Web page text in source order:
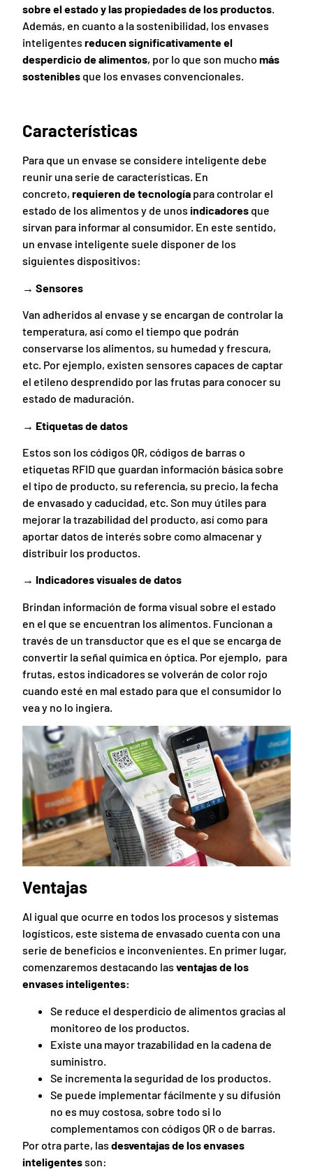
sobre el estado y las propiedades de los productos
Además, en cuanto a la sostenibilidad, los envases
inteligentesreducen significativamente el
desperdicio de alimentos, por lo que son muchomás
sostenibles que los envases convencionales.
Características
Para que un envase se considere inteligente debe
reunir una serie de características. En
concreto,requieren de tecnología para controlar el
estado de los alimentos y de unosindicadores que
sirvan para informar al consumidor. En este sentido,
un envase inteligente suele disponer de los
siguientes dispositivos:
→ Sensores
Van adheridos al envase y se encargan de controlar la
temperatura, así como el tiempo que podrán
conservarse los alimentos, su humedad y frescura,
etc. Por ejemplo, existen sensores capaces de captar
el etileno desprendido por las frutas para conocer su
estado de maduración.
→ Etiquetas de datos
Estos son los códigos QR, códigos de barras o
etiquetas RFID que guardan información básica sobre
el tipo de producto, su referencia, su precio, la fecha
de envasado y caducidad, etc. Son muy útiles para
mejorar la trazabilidad del producto, así como para
aportar datos de interés sobre como almacenar y
distribuir los productos.
→ Indicadores visuales de datos
Brindan información de forma visual sobre el estado
en el que se encuentran los alimentos. Funcionan a
través de un transductor que es el que se encarga de
convertir la señal química en óptica. Por ejemplo, para
frutas, estos indicadores se volverán de color rojo
cuando esté en mal estado para que el consumidor lo
vea y no lo ingiera.
Ventajas
Al igual que ocurre en todos los procesos y sistemas
logísticos, este sistema de envasado cuenta con una
serie de beneficios e inconvenientes. En primer lugar,
comenzaremos destacando lasventajas de los
envases inteligentes:
Se reduce el desperdicio de alimentos gracias al
monitoreo de los productos.
Existe una mayor trazabilidad en la cadena de
suministro.
Se incrementa la seguridad de los productos.
Se puede implementar fácilmente y su difusión
no es muy costosa, sobre todo si lo
complementamos con códigos QR o de barras.
Por otra parte, lasdesventajas de los envases
inteligentesson: